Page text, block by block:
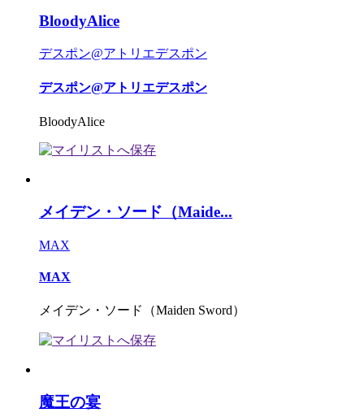
BloodyAlice
デスポン@アトリエデスポン
デスポン@アトリエデスポン
BloodyAlice
メイデン・ソード（Maide...
MAX
MAX
メイデン・ソード（Maiden Sword）
魔王の宴